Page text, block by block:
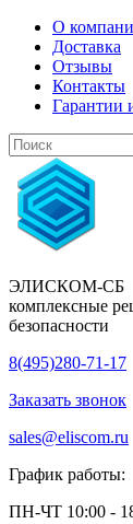
О
Доставка
Отзывы
Контакты
Гарантии
ЭЛИСКОМ-СБ
комплексные
безопасности
8(495)280-71-17
Заказать звонок
sales@eliscom.ru
График работы:
ПН-ЧТ 10:00 -